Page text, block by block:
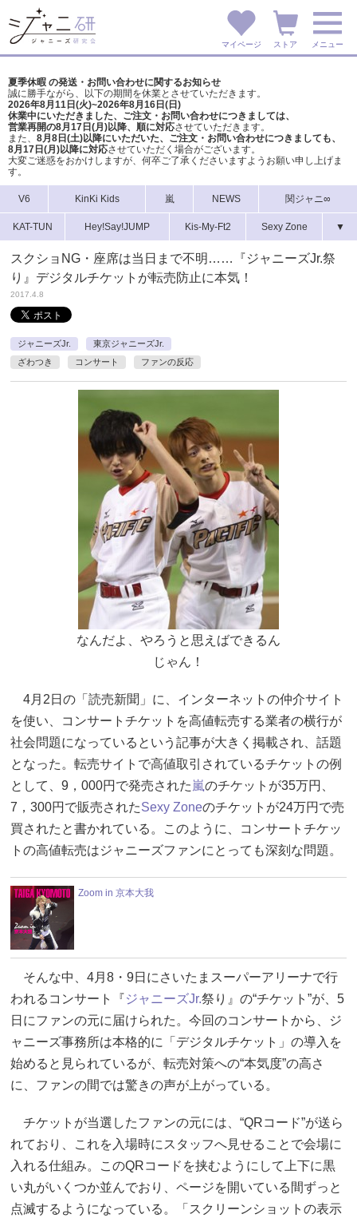
マイページ ストア メニュー
夏季休暇 の発送・お問い合わせに関するお知らせ
誠に勝手ながら、以下の期間を休業とさせていただきます。
2026年8月11日(火)~2026年8月16日(日)
休業中にいただきました、ご注文・お問い合わせにつきましては、
営業再開の8月17日(月)以降、順に対応させていただきます。
また、 8月8日(土)以降にいただいた、ご注文・ お問い合わせにつきましても、
8月17日(月)以降に対応させていただく場合がございます。
大変ご迷惑をおかけしますが、 何卒ご了承くださいますようお願い申し上げま
す。
V6 KinKi Kids 嵐 NEWS 関ジャニ∞
KAT-TUN Hey!Say!JUMP Kis-My-Ft2 Sexy Zone ▼
スクショNG・座席は当日まで不明……『ジャニーズJr.祭
り』デジタルチケットが転売防止に本気！
2017.4.8
ジャニーズJr.
東京ジャニーズJr.
ざわつき
コンサート ファンの反応
なんだよ、やろうと思えばできるん
じゃん！
4月2日の「読売新聞」に、インターネットの仲介サイト
を使い、コンサートチケットを高値転売する業者の横行が
社会問題になっているという記事が大きく掲載され、話題
となった。転売サイトで高値取引されているチケットの例
として、9，000円で発売された 嵐のチケットが35万円、
7，300円で販売されたSexy Zoneのチケットが24万円で売
買されたと書かれている。このように、コンサートチケッ
トの高値転売はジャニーズファンにとっても深刻な問題。
Zoom in 京本大我
そんな中、4月8・9日にさいたまスーパーアリーナで行
われるコンサート『ジャニーズJr.祭り』の“チケット”が、5
日にファンの元に届けられた。今回のコンサートから、ジ
ャニーズ事務所は本格的に「デジタルチケット」の導入を
始めると見られているが、転売対策への“本気度”の高さ
に、ファンの間では驚きの声が上がっている。
チケットが当選したファンの元には、“QRコード”が送ら
れており、これを入場時にスタッフへ見せることで会場に
入れる仕組み。このQRコードを挟むようにして上下に黒
い丸がいくつか並んでおり、ページを開いている間ずっと
点滅するようになっている。「スクリーンショットの表示